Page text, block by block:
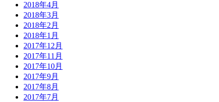
2018年4月
2018年3月
2018年2月
2018年1月
2017年12月
2017年11月
2017年10月
2017年9月
2017年8月
2017年7月